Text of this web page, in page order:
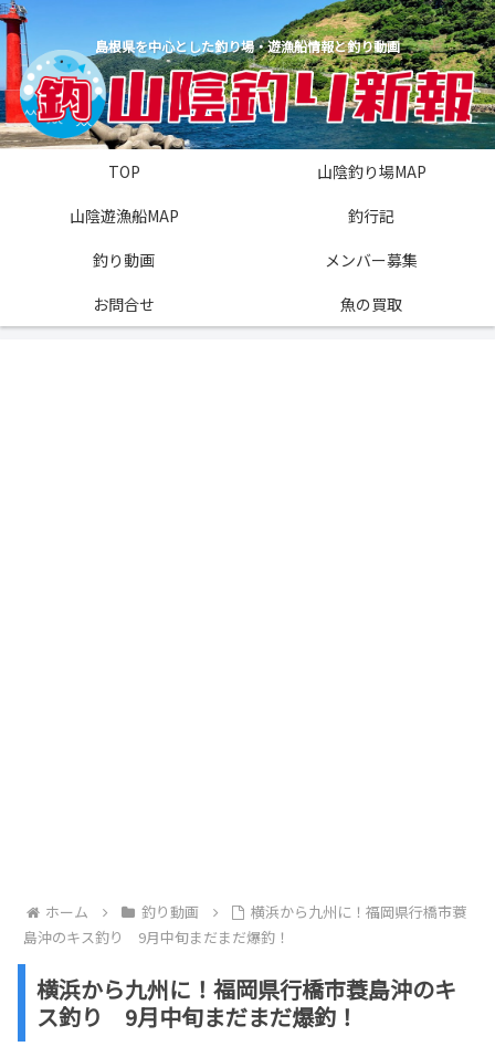
島根県を中心とした釣り場・遊漁船情報と釣り動画
TOP
山陰釣り場MAP
山陰遊漁船MAP
釣行記
釣り動画
メンバー募集
お問合せ
魚の買取
ホーム 釣り動画
横浜から九州に！福岡県行橋市蓑
島沖のキス釣り 9月中旬まだまだ爆釣！
横浜から九州に！福岡県行橋市蓑島沖のキ
ス釣り 9月中旬まだまだ爆釣！